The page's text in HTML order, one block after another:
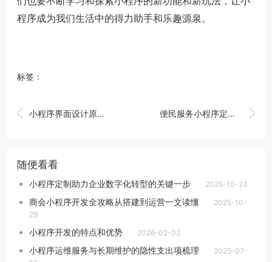
程序成为我们生活中的得力助手和乐趣源泉。
标签：
 小程序界面设计原则与技巧 
便民服务小程序定制全攻略
随便看看
小程序定制助力企业数字化转型的关键一步 2025-10-23
商会小程序开发全攻略从搭建到运营一文读懂
2025-10-
29
小程序开发的特点和优势 2026-02-02
小程序运维服务与长期维护的隐性支出项梳理
2025-07-